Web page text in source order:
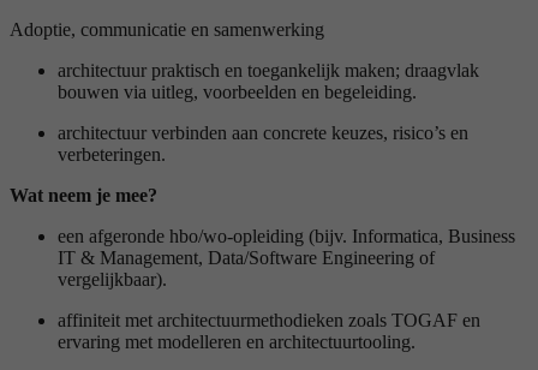
Adoptie, communicatie en samenwerking
architectuur praktisch en toegankelijk maken; draagvlak
bouwen via uitleg, voorbeelden en begeleiding.
architectuur verbinden aan concrete keuzes, risico’s en
verbeteringen.
Wat neem je mee?
een afgeronde hbo/wo-opleiding (bijv. Informatica, Business
IT & Management, Data/Software Engineering of
vergelijkbaar).
affiniteit met architectuurmethodieken zoals TOGAF en
ervaring met modelleren en architectuurtooling.